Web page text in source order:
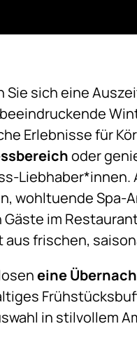
Sie sich eine
Erlebnisse für
oder
Liebhaber*innen.
wohltuende Spa-
Gäste im
aus frischen,
eine
in stilvollem